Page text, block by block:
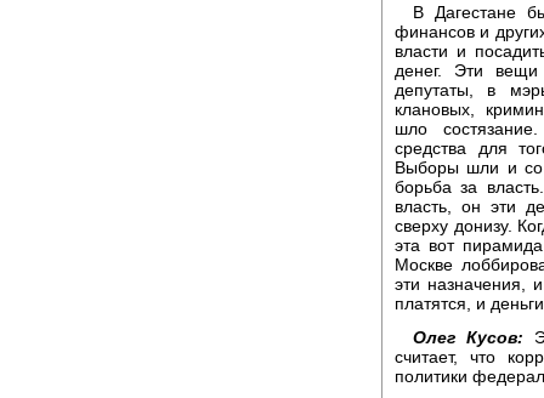
В Дагестане
финансов и
власти и
денег. Эти
депутаты, в
клановых,
шло
средства для
Выборы шли и со
борьба за
власть, он эти
сверху донизу.
эта вот
Москве
эти назначения,
платятся, и
Олег Кусов:
считает, что
политики